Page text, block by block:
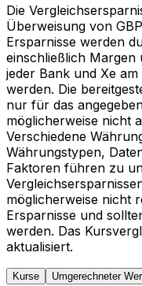
Die
Überweisung von
Ersparnisse werden
einschließlich
jeder Bank und Xe
werden. Die
nur für das
möglicherweise nicht
Verschiedene
Währungstypen,
Faktoren führen zu
möglicherweise nicht
Ersparnisse und
werden. Das
aktualisiert.
Kurse Umgerechneter